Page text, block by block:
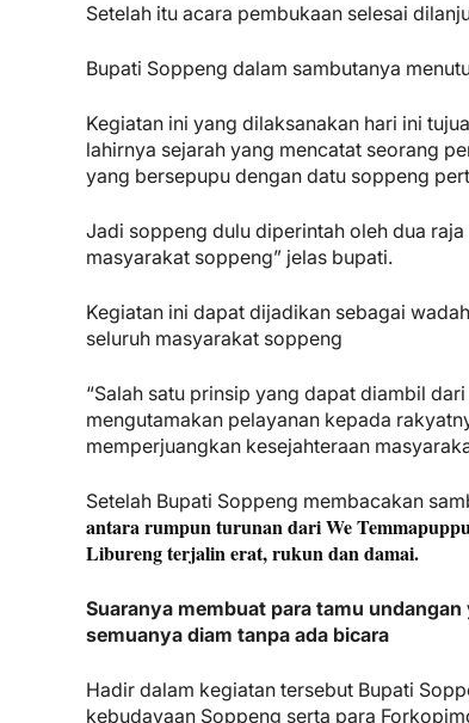
Setelah itu acara pembukaan selesai
Bupati Soppeng dalam sambutanya
Kegiatan ini yang dilaksanakan hari ini
lahirnya sejarah yang mencatat seorang
yang bersepupu dengan datu soppeng
Jadi soppeng dulu diperintah oleh dua
masyarakat soppeng” jelas bupati.
Kegiatan ini dapat dijadikan sebagai
seluruh masyarakat soppeng
“Salah satu prinsip yang dapat diambil
mengutamakan pelayanan kepada
memperjuangkan kesejahteraan
Setelah Bupati Soppeng membacakan
antara rumpun turunan dari We
Libureng terjalin erat, rukun dan damai.
Suaranya membuat para tamu
semuanya diam tanpa ada bicara
Hadir dalam kegiatan tersebut Bupati
kebudayaan Soppeng serta para